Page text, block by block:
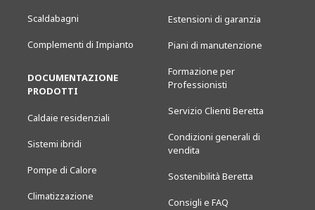
Scaldabagni
Complementi di Impianto
DOCUMENTAZIONE
PRODOTTI
Caldaie residenziali
Sistemi ibridi
Pompe di Calore
Climatizzazione
Estensioni di garanzia
Piani di manutenzione
Formazione per
Professionisti
Servizio Clienti Beretta
Condizioni generali di
vendita
Sostenibilità Beretta
Consigli e FAQ